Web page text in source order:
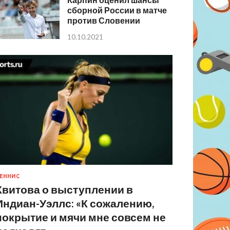
сборной России в матче
против Словении
10.10.2021
о выступлении в
Уэллс: «К сожалению,
и мячи мне совсем не